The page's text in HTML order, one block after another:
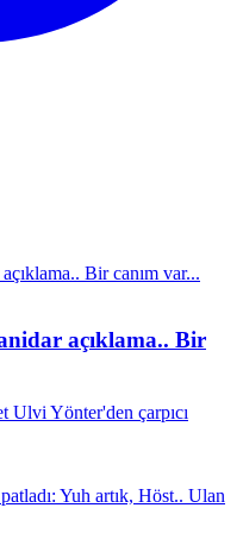
açıklama.. Bir
Ulvi Yönter'den çarpıcı